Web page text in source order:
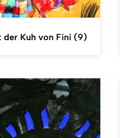
der Kuh von Fini (9)